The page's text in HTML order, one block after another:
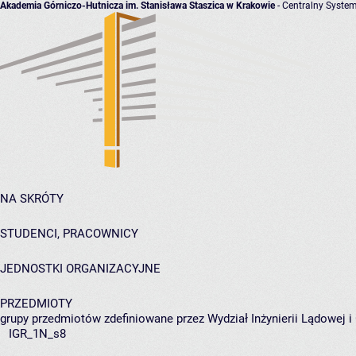
Akademia Górniczo-Hutnicza im. Stanisława Staszica w Krakowie- Centralny
NA SKRÓTY
STUDENCI, PRACOWNICY
JEDNOSTKI ORGANIZACYJNE
PRZEDMIOTY
grupy przedmiotów zdefiniowane przez Wydział Inżynierii Lądowej
IGR_1N_s8